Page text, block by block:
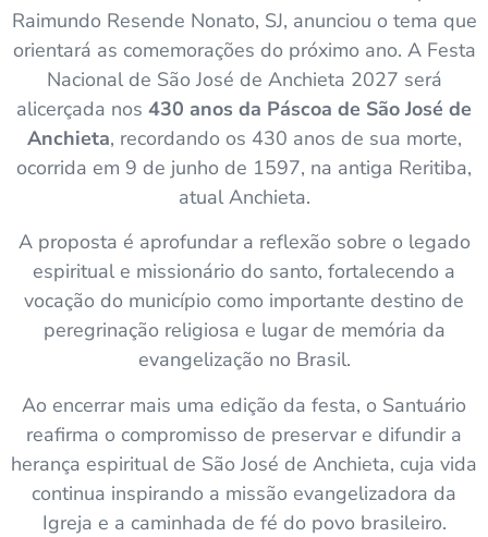
Raimundo Resende Nonato, SJ, anunciou o tema que
orientará as comemorações do próximo ano. A Festa
Nacional de São José de Anchieta 2027 será
alicerçada nos 430 anos da Páscoa de São José de
Anchieta, recordando os 430 anos de sua morte,
ocorrida em 9 de junho de 1597, na antiga Reritiba,
atual Anchieta.
A proposta é aprofundar a reflexão sobre o legado
espiritual e missionário do santo, fortalecendo a
vocação do município como importante destino de
peregrinação religiosa e lugar de memória da
evangelização no Brasil.
Ao encerrar mais uma edição da festa, o Santuário
reafirma o compromisso de preservar e difundir a
herança espiritual de São José de Anchieta, cuja vida
continua inspirando a missão evangelizadora da
Igreja e a caminhada de fé do povo brasileiro.